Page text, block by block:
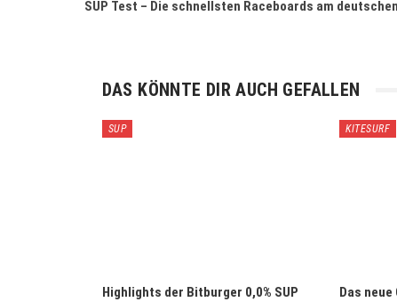
SUP Test – Die schnellsten Raceboards am
DAS KÖNNTE DIR AUCH GEFALLEN
SUP
Highlights der Bitburger 0,0% SUP
KITESURF
Das